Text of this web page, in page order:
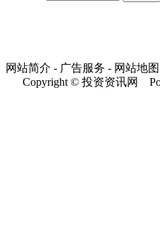
网站简介 - 广告服务 - 网站地
Copyright © 投资资讯网